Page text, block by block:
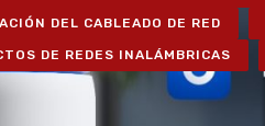
DEL CABLEADO DE RED
DE REDES INALÁMBRICAS